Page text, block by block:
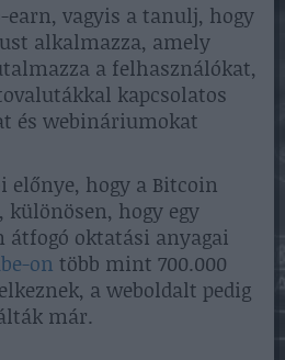
vagyis a tanulj, hogy
alkalmazza, amely
a felhasználókat,
kapcsolatos
és webináriumokat
előnye, hogy a Bitcoin
hogy egy
oktatási anyagai
on több mint 700.000
a weboldalt pedig
már.